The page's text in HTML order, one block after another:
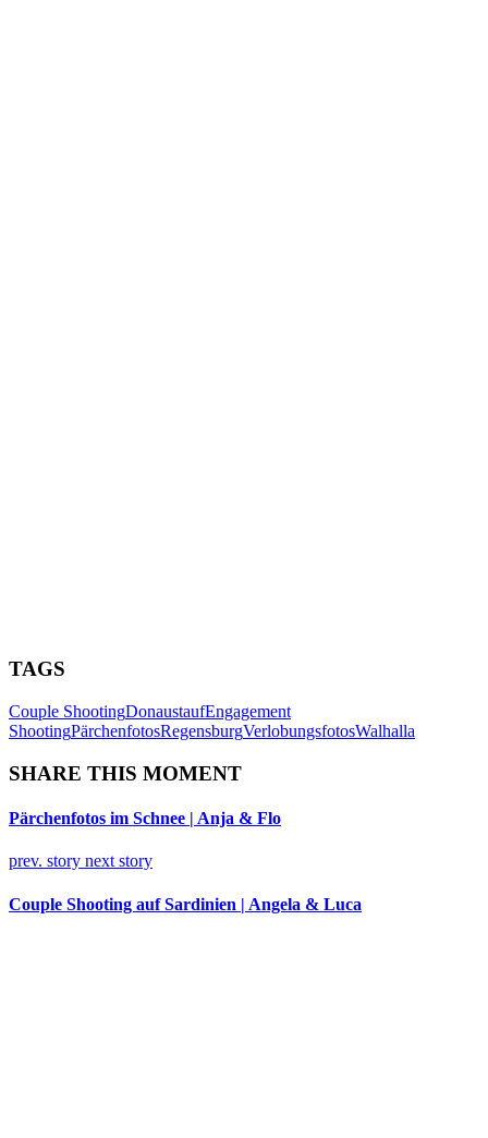
TAGS
Couple ShootingDonaustaufEngagement
ShootingPärchenfotosRegensburgVerlobungsfotosWalhalla
SHARE THIS MOMENT
Pärchenfotos im Schnee | Anja & Flo
prev. story next story
Couple Shooting auf Sardinien | Angela & Luca